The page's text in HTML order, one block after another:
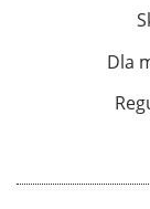
Dla